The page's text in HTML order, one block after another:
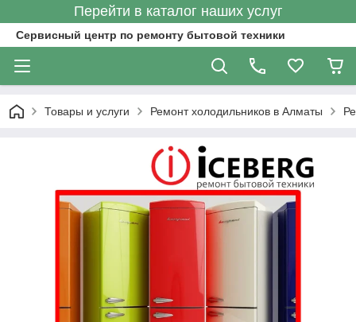
Перейти в каталог наших услуг
Сервисный центр по ремонту бытовой техники
Товары и услуги Ремонт холодильников в Алматы